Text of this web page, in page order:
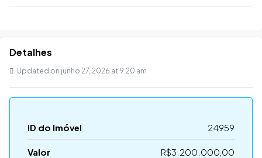
Detalhes
Updated on junho 27, 2026 at 9:20 am
ID do Imóvel 24959
Valor R$3.200.000,00